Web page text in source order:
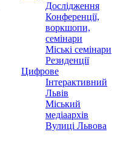
Дослідження
Конференції,
воркшопи,
семінари
Міські семінари
Резиденції
Цифрове
Інтерактивний
Львів
Міський
медіаархів
Вулиці Львова